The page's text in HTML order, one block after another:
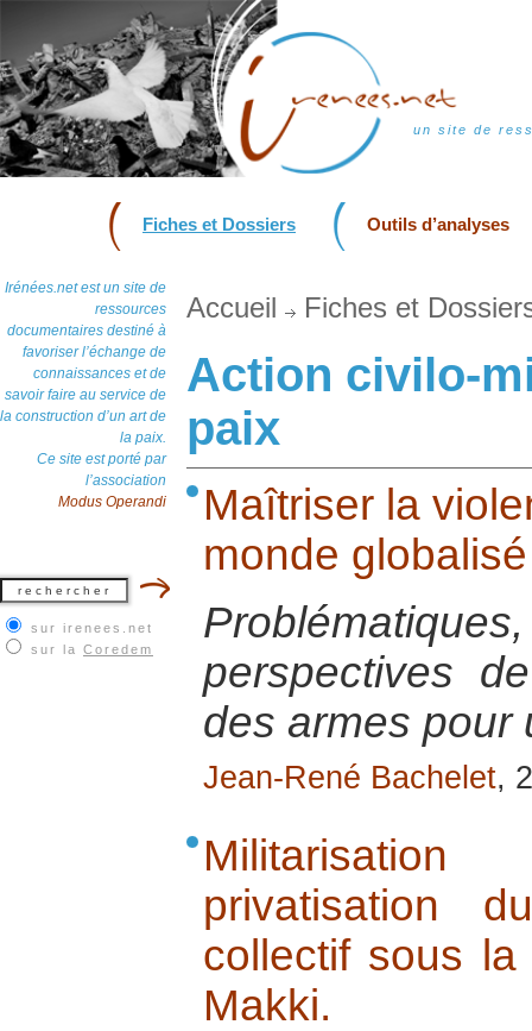
un site de
Fiches et Dossiers Outils d’analyses
Irénées.net est un site de
ressources
documentaires destiné à
favoriser l’échange de
connaissances et de
savoir faire au service de
la construction d’un art de
la paix.
Ce site est porté par
l’association
Modus Operandi
sur irenees.net
sur la Coredem
Accueil Fiches et
Action civilo-
paix
Maîtriser la
monde globalisé
perspectives
des armes pour
Jean-René Bachelet,
Militarisation
privatisation
collectif sous
Makki.